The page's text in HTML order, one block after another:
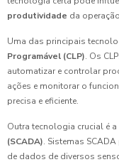
produtividade da
Uma das principais
Programável (CLP). Os
automatizar e controlar
ações e monitorar o
precisa e eficiente.
Outra tecnologia crucial é a
(SCADA). Sistemas
de dados de diversos